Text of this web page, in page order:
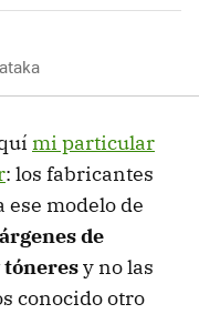
mi particular
: los fabricantes
ese modelo de
de
tóneresy no las
conocido otro